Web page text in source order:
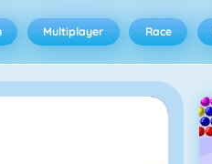
Multiplayer Race